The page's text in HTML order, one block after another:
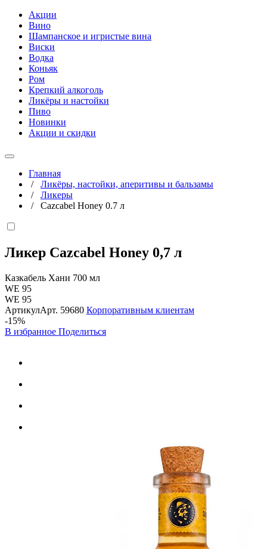
Акции
Вино
Шампанское и игристые вина
Виски
Водка
Коньяк
Ром
Крепкий алкоголь
Ликёры и настойки
Пиво
Новинки
Акции и скидки
Главная
/ Ликёры, настойки, аперитивы и бальзамы
/ Ликеры
/ Cazcabel Honey 0.7 л
Ликер Cazcabel Honey 0,7 л
Казкабель Хани 700 мл
WE 95
WE 95
АртикулАрт. 59680 Корпоративным клиентам
-15%
В избранное Поделиться